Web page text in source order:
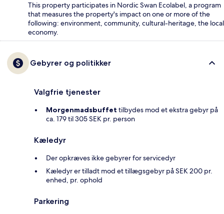
This property participates in Nordic Swan Ecolabel, a program
that measures the property's impact on one or more of the
following: environment, community, cultural-heritage, the local
economy.
Gebyrer og politikker
Valgfrie tjenester
Morgenmadsbuffet tilbydes mod et ekstra gebyr på
ca. 179 til 305 SEK pr. person
Kæledyr
Der opkræves ikke gebyrer for servicedyr
Kæledyr er tilladt mod et tillægsgebyr på SEK 200 pr.
enhed, pr. ophold
Parkering